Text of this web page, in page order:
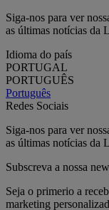
Siga-nos para ver
as últimas notícias da
Idioma do país
PORTUGAL
PORTUGUÊS
Português
Redes Sociais
Siga-nos para ver
as últimas notícias da
Subscreva a nossa
Seja o primerio a
marketing